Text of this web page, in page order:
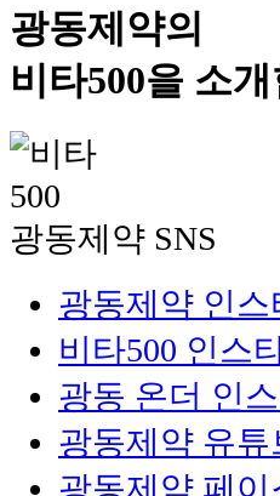
광동제약의
비타500을 소
광동제약 SNS
광동제약 인스
비타500 인스
광동 온더 인
광동제약 유튜
광동제약 페이